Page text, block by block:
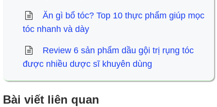
Ăn gì bổ tóc? Top 10 thực phẩm giúp mọc
tóc nhanh và dày
Review 6 sản phẩm dầu gội trị rụng tóc
được nhiều dược sĩ khuyên dùng
Bài viết liên quan